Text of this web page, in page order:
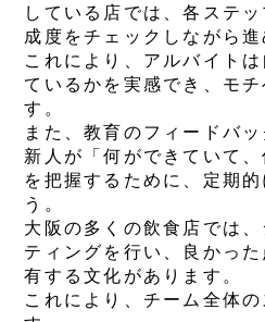
している店では、各ステ
成度をチェックしながら進
これにより、アルバイト
ているかを実感でき、モ
す。
また、教育のフィードバッ
新人が「何ができていて、
を把握するために、定期
う。
大阪の多くの飲食店では
ティングを行い、良かっ
有する文化があります。
これにより、チーム全体